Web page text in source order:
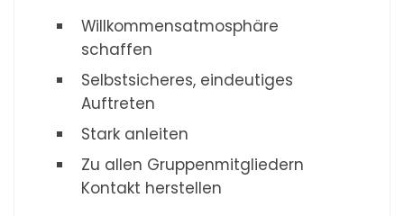
Willkommensatmosphäre
schaffen
Selbstsicheres, eindeutiges
Auftreten
Stark anleiten
Zu allen Gruppenmitgliedern
Kontakt herstellen